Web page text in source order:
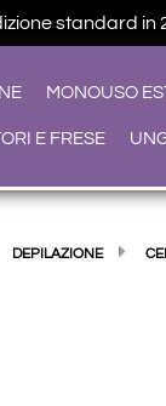
standard in
MONOUSO
E FRESE
DEPILAZIONE